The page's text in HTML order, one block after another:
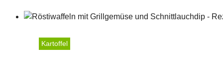
Kartoffel